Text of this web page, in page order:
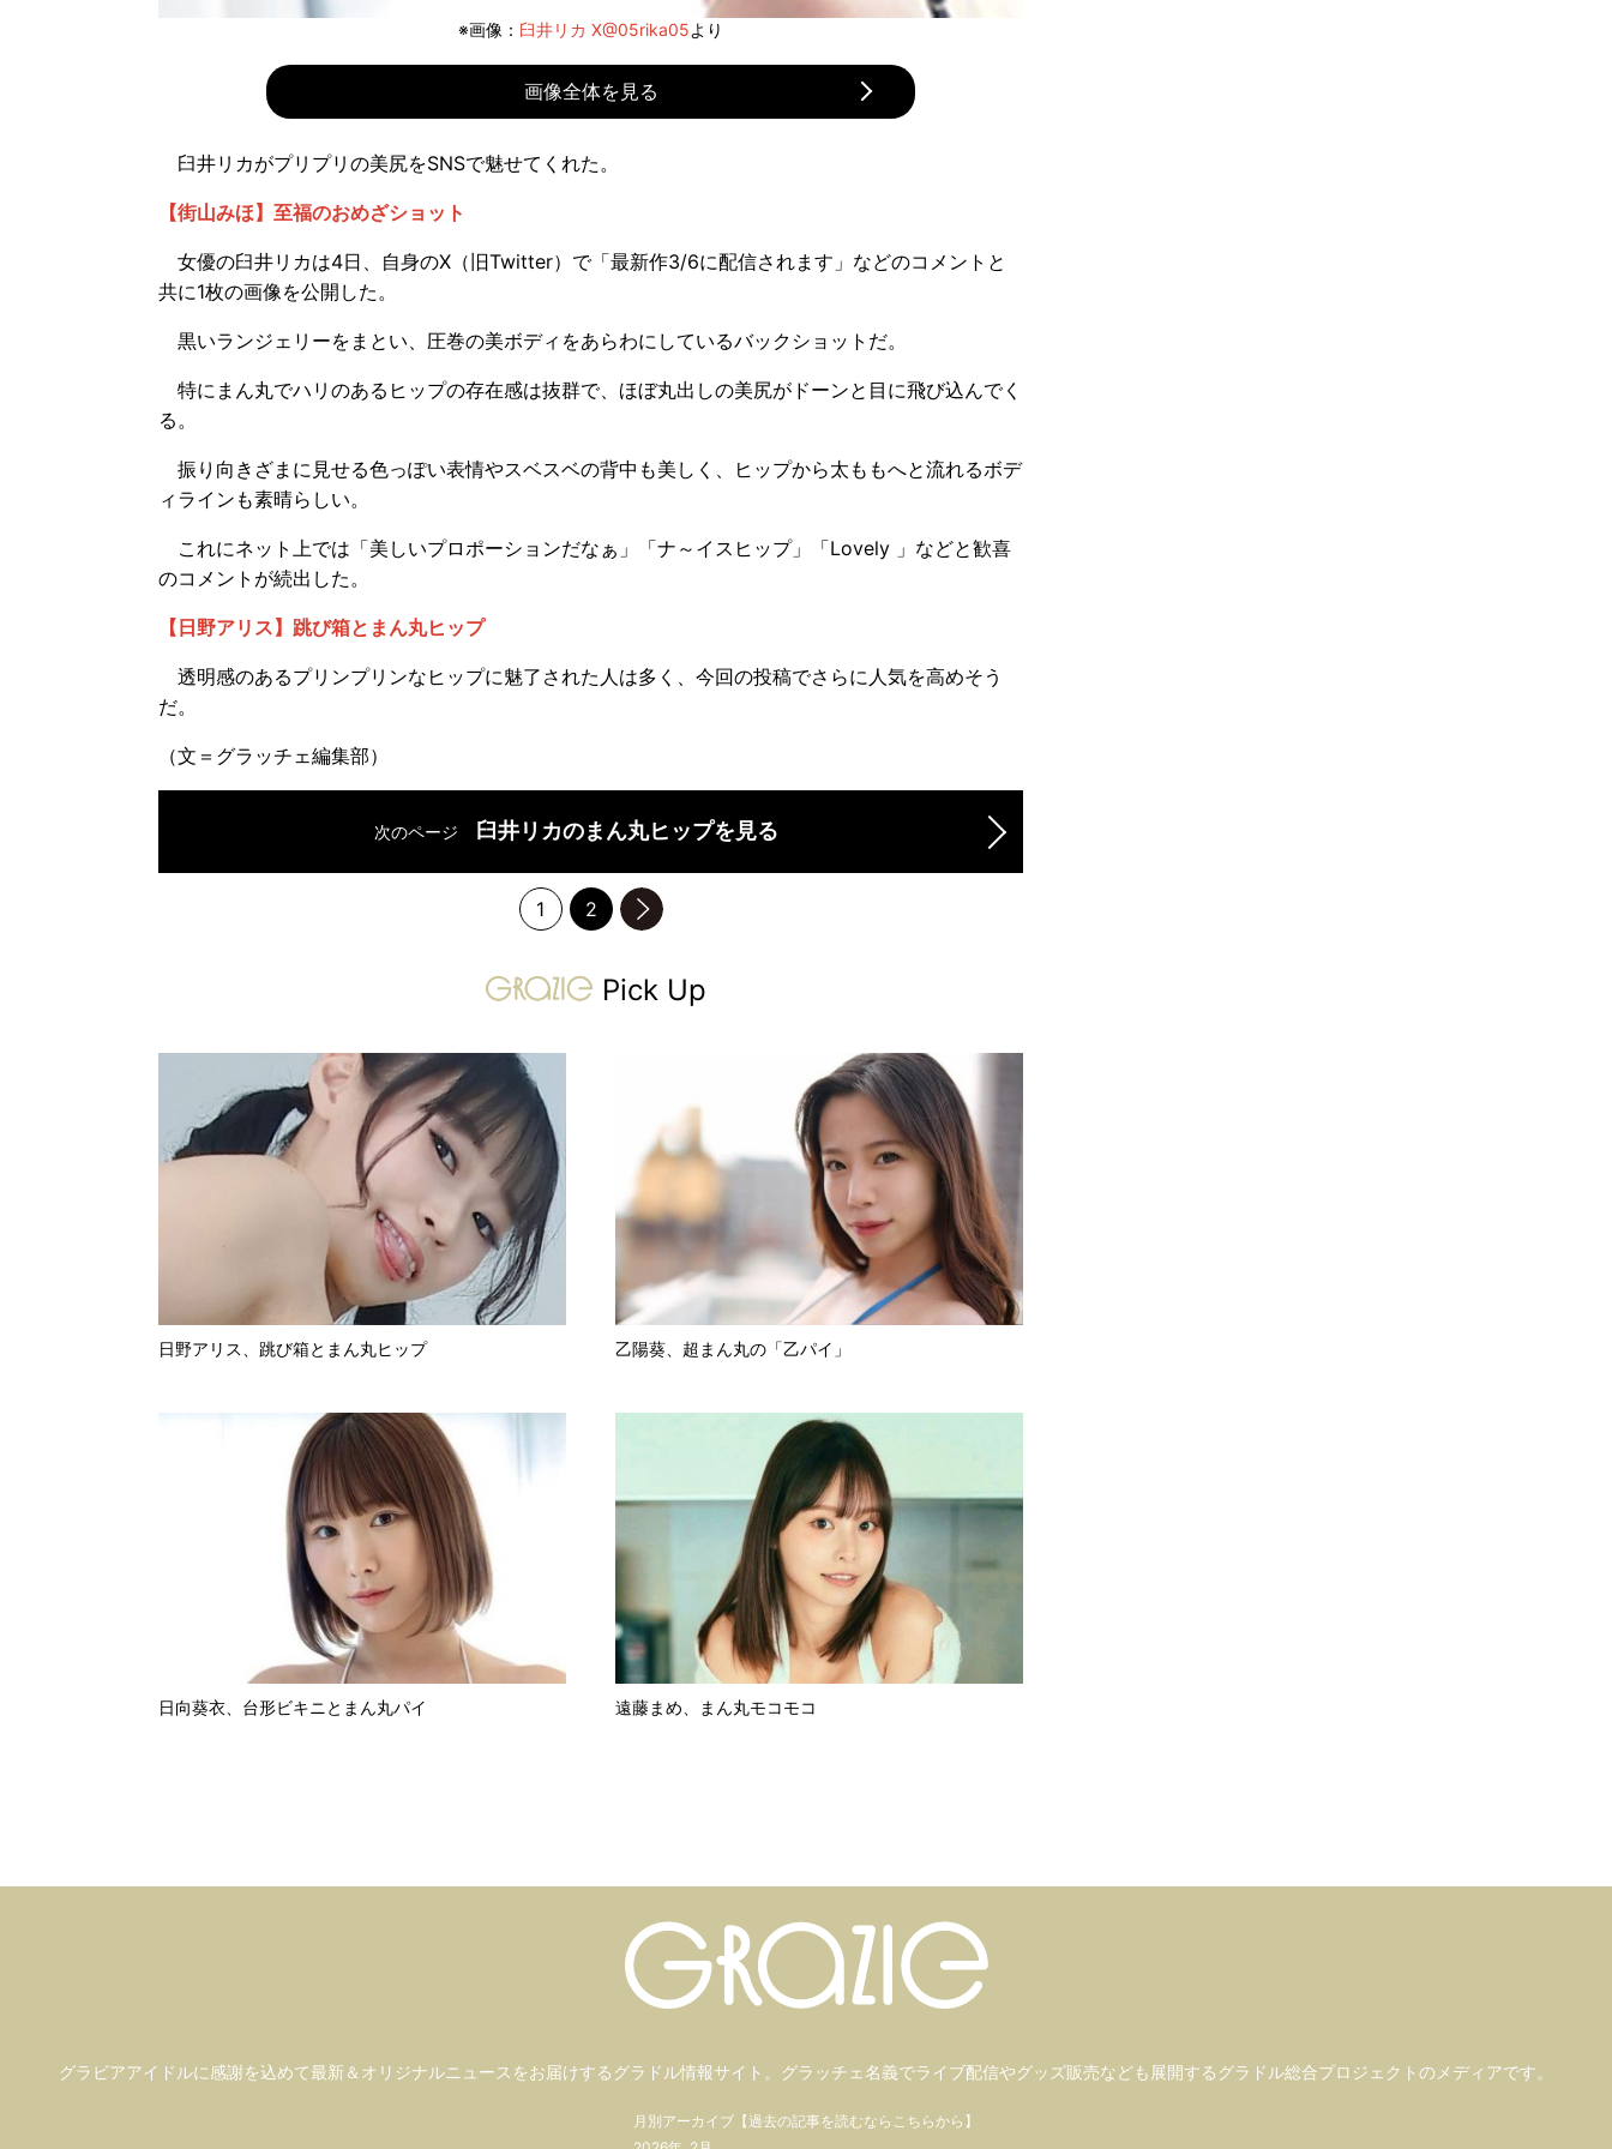
※画像： 臼井リカ X@05rika05より
画像全体を見る
臼井リカがプリプリの美尻をSNSで魅せてくれた。
【街山みほ】至福のおめざショット
女優の臼井リカは4日、自身のX（旧Twitter）で「最新作3/6に配信されます」などのコメントと
共に1枚の画像を公開した。
黒いランジェリーをまとい、圧巻の美ボディをあらわにしているバックショットだ。
特にまん丸でハリのあるヒップの存在感は抜群で、ほぼ丸出しの美尻がドーンと目に飛び込んでく
る。
振り向きざまに見せる色っぽい表情やスベスベの背中も美しく、ヒップから太ももへと流れるボデ
ィラインも素晴らしい。
これにネット上では「美しいプロポーションだなぁ」「ナ～イスヒップ」「Lovely 」などと歓喜
のコメントが続出した。
【日野アリス】跳び箱とまん丸ヒップ
透明感のあるプリンプリンなヒップに魅了された人は多く、今回の投稿でさらに人気を高めそう
だ。
（文＝グラッチェ編集部）
次のページ 臼井リカのまん丸ヒップを見る
1 2
次のページへ
gravure-grazie
Pick Up
日野アリス、跳び箱とまん丸ヒップ 乙陽葵、超まん丸の「乙パイ」
日向葵衣、台形ビキニとまん丸パイ 遠藤まめ、まん丸モコモコ
グラビアアイドルに感謝を込めて最新＆オリジナルニュースをお届けするグラドル情報サイト。 グラッチェ名義でライブ配信やグッズ販売なども 展開するグラドル総合プロジェクトのメディアです。
月別アーカイブ【過去の記事を読むならこちらから】